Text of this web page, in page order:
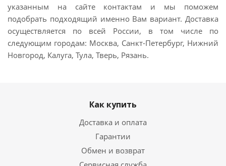
указанным на сайте контактам и мы поможем
подобрать подходящий именно Вам вариант. Доставка
осуществляется по всей России, в том числе по
следующим городам: Москва, Санкт-Петербург, Нижний
Новгород, Калуга, Тула, Тверь, Рязань.
Как купить
Доставка и оплата
Гарантии
Обмен и возврат